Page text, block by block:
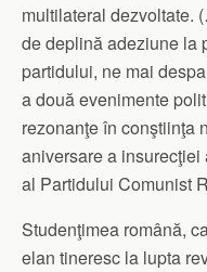
multilateral dezvoltate.
de deplină adeziune la
partidului, ne mai
a două evenimente
rezonanţe în conştiinţa
aniversare a
al Partidului Comunist
Studenţimea română,
elan tineresc la lupta